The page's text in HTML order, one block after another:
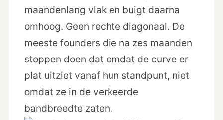
maandenlang vlak en buigt daarna
omhoog. Geen rechte diagonaal. De
meeste founders die na zes maanden
stoppen doen dat omdat de curve er
plat uitziet vanaf hun standpunt, niet
omdat ze in de verkeerde
bandbreedte zaten.